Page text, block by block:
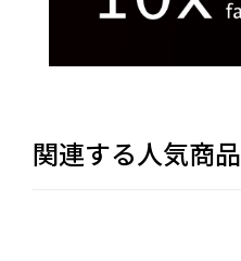
関連する人気商品